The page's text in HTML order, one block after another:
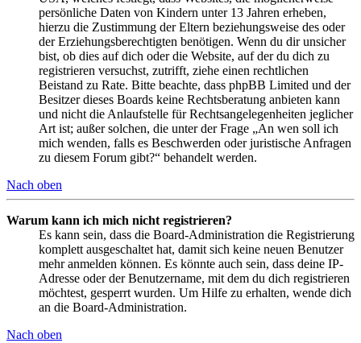
persönliche Daten von Kindern unter 13 Jahren erheben,
hierzu die Zustimmung der Eltern beziehungsweise des oder
der Erziehungsberechtigten benötigen. Wenn du dir unsicher
bist, ob dies auf dich oder die Website, auf der du dich zu
registrieren versuchst, zutrifft, ziehe einen rechtlichen
Beistand zu Rate. Bitte beachte, dass phpBB Limited und der
Besitzer dieses Boards keine Rechtsberatung anbieten kann
und nicht die Anlaufstelle für Rechtsangelegenheiten jeglicher
Art ist; außer solchen, die unter der Frage „An wen soll ich
mich wenden, falls es Beschwerden oder juristische Anfragen
zu diesem Forum gibt?“ behandelt werden.
Nach oben
Warum kann ich mich nicht registrieren?
Es kann sein, dass die Board-Administration die Registrierung
komplett ausgeschaltet hat, damit sich keine neuen Benutzer
mehr anmelden können. Es könnte auch sein, dass deine IP-
Adresse oder der Benutzername, mit dem du dich registrieren
möchtest, gesperrt wurden. Um Hilfe zu erhalten, wende dich
an die Board-Administration.
Nach oben